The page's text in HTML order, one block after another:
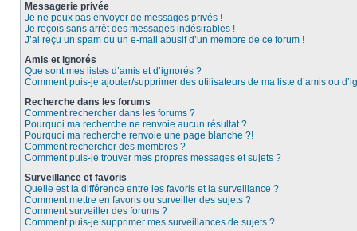
Messagerie privée
Je ne peux pas envoyer de messages privés !
Je reçois sans arrêt des messages indésirables !
J’ai reçu un spam ou un e-mail abusif d’un membre de ce forum !
Amis et ignorés
Que sont mes listes d’amis et d’ignorés ?
Comment puis-je ajouter/supprimer des utilisateurs de ma liste d’amis ou
Recherche dans les forums
Comment rechercher dans les forums ?
Pourquoi ma recherche ne renvoie aucun résultat ?
Pourquoi ma recherche renvoie une page blanche ?!
Comment rechercher des membres ?
Comment puis-je trouver mes propres messages et sujets ?
Surveillance et favoris
Quelle est la différence entre les favoris et la surveillance ?
Comment mettre en favoris ou surveiller des sujets ?
Comment surveiller des forums ?
Comment puis-je supprimer mes surveillances de sujets ?